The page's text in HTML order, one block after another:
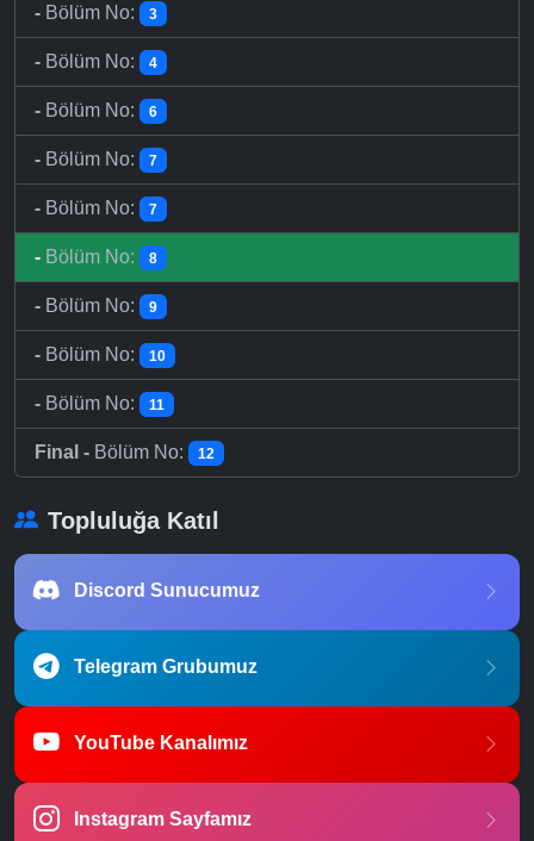
- Bölüm No: 3
- Bölüm No: 4
- Bölüm No: 6
- Bölüm No: 7
- Bölüm No: 7
- Bölüm No: 8
- Bölüm No: 9
- Bölüm No: 10
- Bölüm No: 11
Final - Bölüm No: 12
Topluluğa Katıl
Discord Sunucumuz
Telegram Grubumuz
YouTube Kanalımız
Instagram Sayfamız